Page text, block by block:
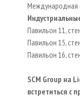
Международная
Павильон 11,
Павильон 15,
Павильон 16,
SCM Group на
встретиться с